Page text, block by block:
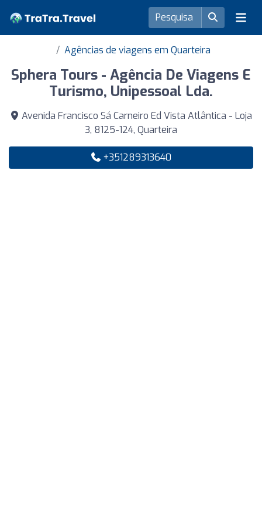
Agências de viagens em Quarteira
Sphera Tours - Agência De Viagens E
Turismo, Unipessoal Lda.
Avenida Francisco Sá Carneiro Ed Vista Atlântica - Loja
3, 8125-124, Quarteira
+351289313640